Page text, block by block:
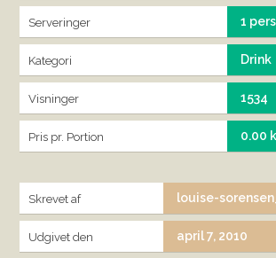
Serveringer 1
Kategori Drink
Visninger 1534
Pris pr. Portion 0.00
Skrevet af louise-
Udgivet den april 7, 2010